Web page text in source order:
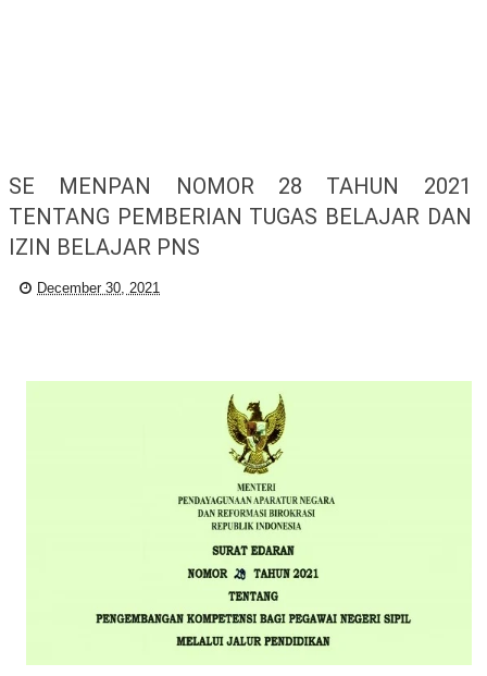
SE MENPAN NOMOR 28 TAHUN 2021
TENTANG PEMBERIAN TUGAS BELAJAR DAN
IZIN BELAJAR PNS
December 30, 2021